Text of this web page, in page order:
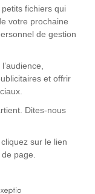
fichiers qui
votre prochaine
de gestion
et offrir
Dites-nous
sur le lien
page.